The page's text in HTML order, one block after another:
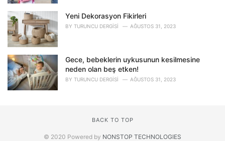
Yeni Dekorasyon Fikirleri
BY TURUNCU DERGISI AĞUSTOS 31, 2023
Gece, bebeklerin uykusunun kesilmesine
neden olan beş etken!
BY TURUNCU DERGISI AĞUSTOS 31, 2023
BACK TO TOP
© 2020 Powered by NONSTOP TECHNOLOGIES